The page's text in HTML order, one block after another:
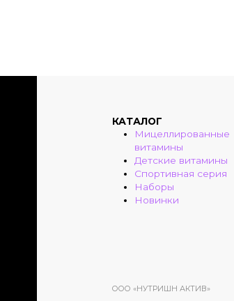
КАТАЛОГ
Мицеллированные
витамины
Детские витамины
Спортивная серия
Наборы
Новинки
ООО «НУТРИШН АКТИВ»